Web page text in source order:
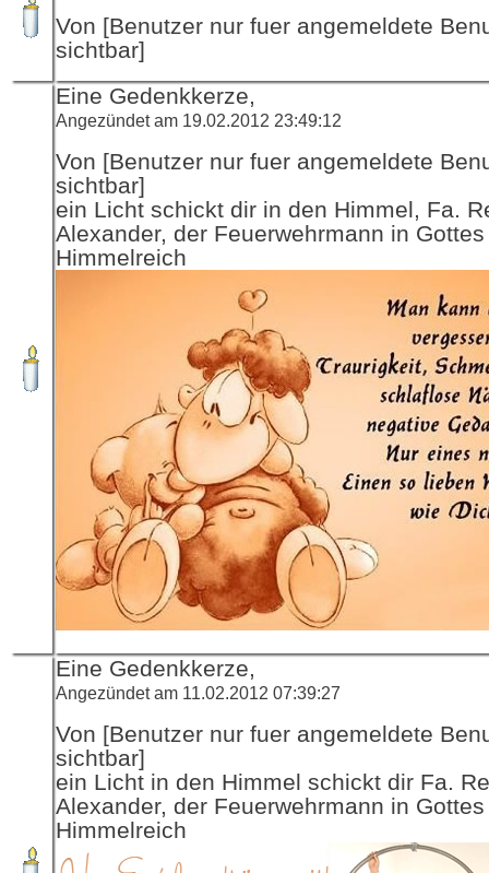
Von [Benutzer nur fuer angemeldete
sichtbar]
Eine Gedenkkerze,
Angezündet am 19.02.2012 23:49:12
Von [Benutzer nur fuer angemeldete
sichtbar]
ein Licht schickt dir in den Himmel, Fa.
Alexander, der Feuerwehrmann in Gottes
Himmelreich
Eine Gedenkkerze,
Angezündet am 11.02.2012 07:39:27
Von [Benutzer nur fuer angemeldete
sichtbar]
ein Licht in den Himmel schickt dir Fa.
Alexander, der Feuerwehrmann in Gottes
Himmelreich